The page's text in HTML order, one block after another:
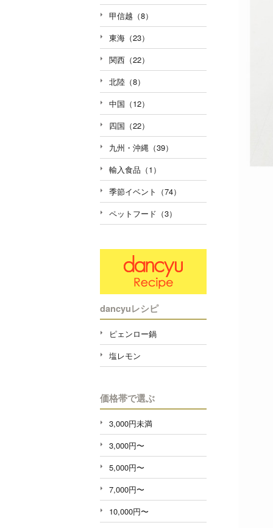
甲信越（8）
東海（23）
関西（22）
北陸（8）
中国（12）
四国（22）
九州・沖縄（39）
輸入食品（1）
季節イベント（74）
ペットフード（3）
dancyuレシピ
ピェンロー鍋
塩レモン
価格帯で選ぶ
3,000円未満
3,000円〜
5,000円〜
7,000円〜
10,000円〜